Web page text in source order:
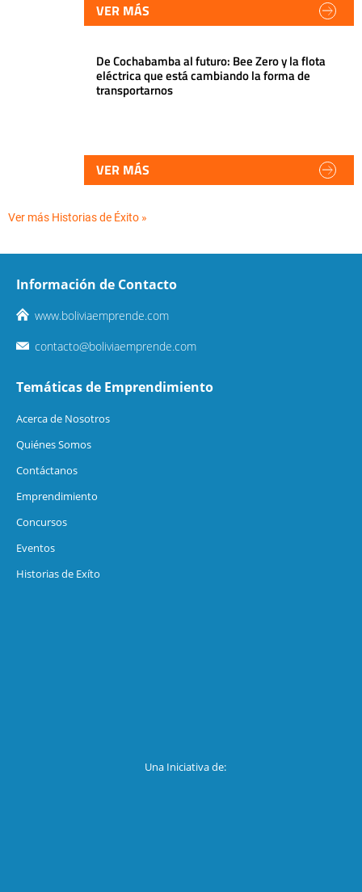
VER MÁS
De Cochabamba al futuro: Bee Zero y la flota
eléctrica que está cambiando la forma de
transportarnos
VER MÁS
Ver más Historias de Éxito »
Información de Contacto
www.boliviaemprende.com
contacto@boliviaemprende.com
Temáticas de Emprendimiento
Acerca de Nosotros
Quiénes Somos
Contáctanos
Emprendimiento
Concursos
Eventos
Historias de Exíto
Una Iniciativa de: